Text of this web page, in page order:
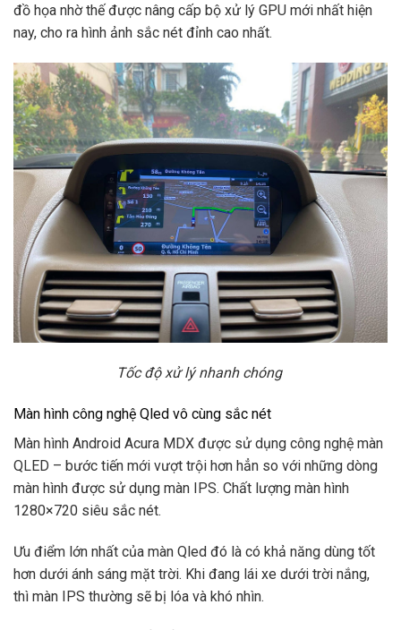
đồ họa nhờ thế được nâng cấp bộ xử lý GPU mới nhất hiện
nay, cho ra hình ảnh sắc nét đỉnh cao nhất.
Tốc độ xử lý nhanh chóng
Màn hình công nghệ Qled vô cùng sắc nét
Màn hình Android Acura MDX được sử dụng công nghệ màn
QLED – bước tiến mới vượt trội hơn hẳn so với những dòng
màn hình được sử dụng màn IPS. Chất lượng màn hình
1280×720 siêu sắc nét.
Ưu điểm lớn nhất của màn Qled đó là có khả năng dùng tốt
hơn dưới ánh sáng mặt trời. Khi đang lái xe dưới trời nắng,
thì màn IPS thường sẽ bị lóa và khó nhìn.